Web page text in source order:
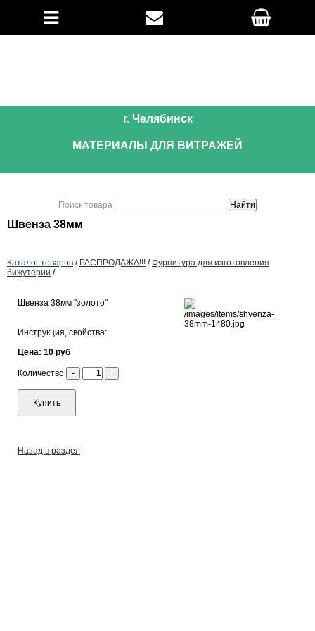
г. Челябинск
МАТЕРИАЛЫ ДЛЯ ВИТРАЖЕЙ
Поиск товара
Швенза 38мм
Каталог товаров / РАСПРОДАЖА!!! /Фурнитура для изготовления
бижутерии /
Швенза 38мм "золото"
Инструкция, свойства:
Цена: 10 руб
Количество - +
Купить
Назад в раздел